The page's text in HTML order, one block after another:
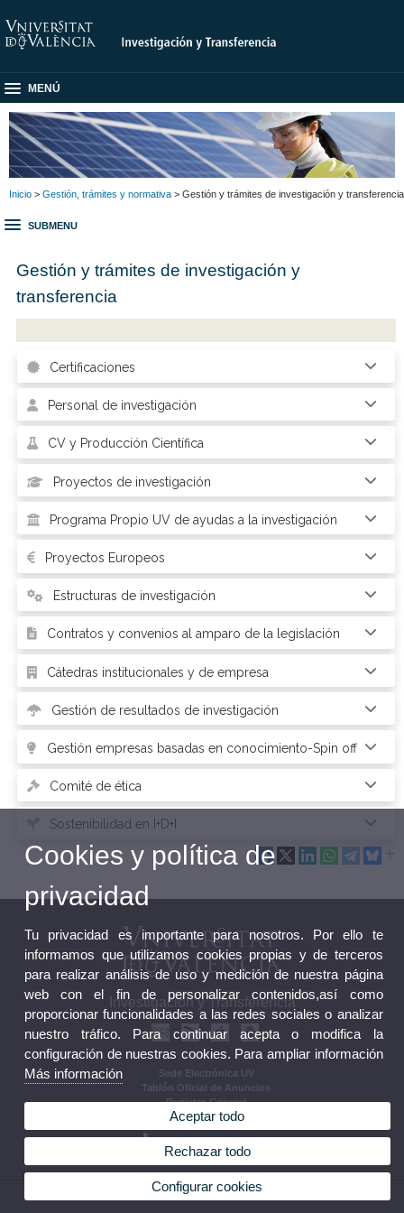
MENÚ
Inicio > Gestión, trámites y normativa > Gestión y trámites de investigación y transferencia
SUBMENU
Gestión y trámites de investigación y
transferencia
Certificaciones
Personal de investigación
CV y Producción Científica
Proyectos de investigación
Programa Propio UV de ayudas a la investigación
Proyectos Europeos
Estructuras de investigación
Contratos y convenios al amparo de la legislación
Cátedras institucionales y de empresa
Gestión de resultados de investigación
Gestión empresas basadas en conocimiento-Spin off
Comité de ética
Sostenibilidad en I+D+I
Investigación y Transferencia
Sede Electrónica UV
Tablón Oficial de Anuncios
Registro General
Normativa
© 2026 UV. - Av. Blasco Ibañez, 13, Nivell 2. 46010 Valencia.
Cookies y política de
privacidad
Tu privacidad es importante para nosotros. Por ello te
informamos que utilizamos cookies propias y de terceros
para realizar análisis de uso y medición de nuestra página
web con el fin de personalizar contenidos,así como
proporcionar funcionalidades a las redes sociales o analizar
nuestro tráfico. Para continuar acepta o modifica la
configuración de nuestras cookies. Para ampliar información
Más información
Aceptar todo
Rechazar todo
Configurar cookies